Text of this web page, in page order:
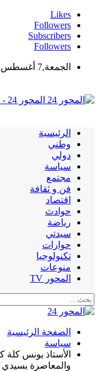
Likes
Followers
Subscribers
Followers
الجمعة,7 أغسطس, 2026
المحور 24 - جريدة إلكترونية مغربية مستقلة
الرئيسية
وطني
دولي
سياسة
مجتمع
فن و ثقافة
اقتصاد
حوادث
رياضة
سيدتي
حوارات
تكنولوجيا
منوعات
المحور TV
الصفحة الرئيسية
سياسة
الأستاذ يونس كلة
والمعاصرة